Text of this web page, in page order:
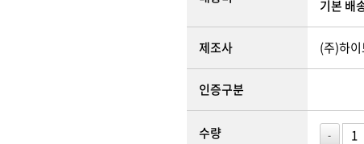
기본 배
제조사 (주)하
인증구분
수량 -